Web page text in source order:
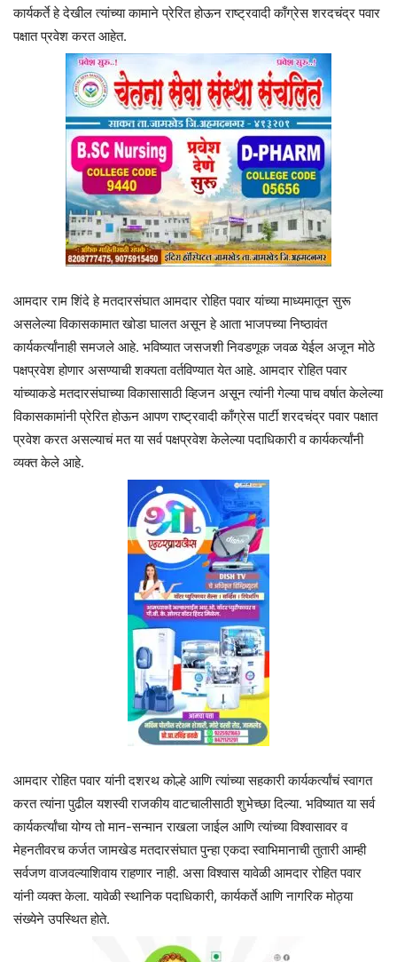
कार्यकर्ते हे देखील त्यांच्या कामाने प्रेरित होऊन राष्ट्रवादी काँग्रेस शरदचंद्र पवार
पक्षात प्रवेश करत आहेत.
आमदार राम शिंदे हे मतदारसंघात आमदार रोहित पवार यांच्या माध्यमातून सुरू
असलेल्या विकासकामात खोडा घालत असून हे आता भाजपच्या निष्ठावंत
कार्यकर्त्यांनाही समजले आहे. भविष्यात जसजशी निवडणूक जवळ येईल अजून मोठे
पक्षप्रवेश होणार असण्याची शक्यता वर्तविण्यात येत आहे. आमदार रोहित पवार
यांच्याकडे मतदारसंघाच्या विकासासाठी व्हिजन असून त्यांनी गेल्या पाच वर्षात केलेल्या
विकासकामांनी प्रेरित होऊन आपण राष्ट्रवादी काँग्रेस पार्टी शरदचंद्र पवार पक्षात
प्रवेश करत असल्याचं मत या सर्व पक्षप्रवेश केलेल्या पदाधिकारी व कार्यकर्त्यांनी
व्यक्त केले आहे.
आमदार रोहित पवार यांनी दशरथ कोल्हे आणि त्यांच्या सहकारी कार्यकर्त्यांचं स्वागत
करत त्यांना पुढील यशस्वी राजकीय वाटचालीसाठी शुभेच्छा दिल्या. भविष्यात या सर्व
कार्यकर्त्यांचा योग्य तो मान-सन्मान राखला जाईल आणि त्यांच्या विश्वासावर व
मेहनतीवरच कर्जत जामखेड मतदारसंघात पुन्हा एकदा स्वाभिमानाची तुतारी आम्ही
सर्वजण वाजवल्याशिवाय राहणार नाही. असा विश्वास यावेळी आमदार रोहित पवार
यांनी व्यक्त केला. यावेळी स्थानिक पदाधिकारी, कार्यकर्ते आणि नागरिक मोठ्या
संख्येने उपस्थित होते.